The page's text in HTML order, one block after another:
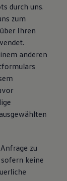
durch uns.
zum
Ihren
anderen
zu
keine